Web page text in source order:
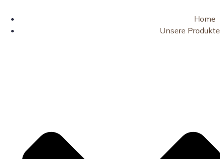
Home
Unsere Produkte